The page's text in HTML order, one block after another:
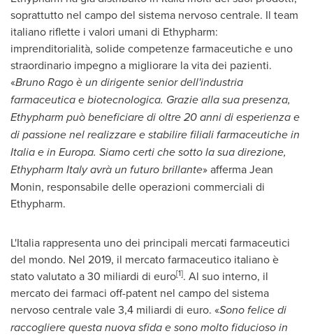
soprattutto nel campo del sistema nervoso centrale. Il team
italiano riflette i valori umani di Ethypharm:
imprenditorialità, solide competenze farmaceutiche e uno
straordinario impegno a migliorare la vita dei pazienti.
«Bruno Ragoè un dirigente senior dell'industria
farmaceutica e biotecnologica. Grazie alla sua presenza,
Ethypharm può beneficiare di oltre 20 anni di esperienza e
di passione nel realizzare e stabilire filiali farmaceutiche in
Italia e in Europa. Siamo certi che sotto la sua direzione,
Ethypharm Italy avrà un futurobrillante» affermaJean
Monin, responsabile delle operazioni commerciali di
Ethypharm.
L'Italia rappresenta uno dei principali mercati farmaceutici
del mondo. Nel 2019, il mercato farmaceutico italiano è
stato valutato a 30 miliardi di euro[1]. Al suo interno, il
mercato dei farmaci off-patent nel campo del sistema
nervoso centrale vale 3,4 miliardi di euro. «Sono felice di
raccogliere questa nuova sfida e sono molto fiducioso in